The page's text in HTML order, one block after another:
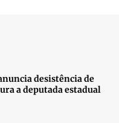
desistência de
a deputada estadual